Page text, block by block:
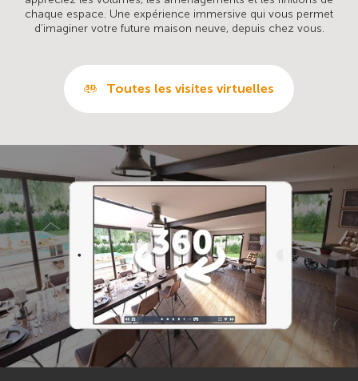
chaque espace. Une expérience immersive qui vous permet
d’imaginer votre future maison neuve, depuis chez vous.
Toutes les visites virtuelles